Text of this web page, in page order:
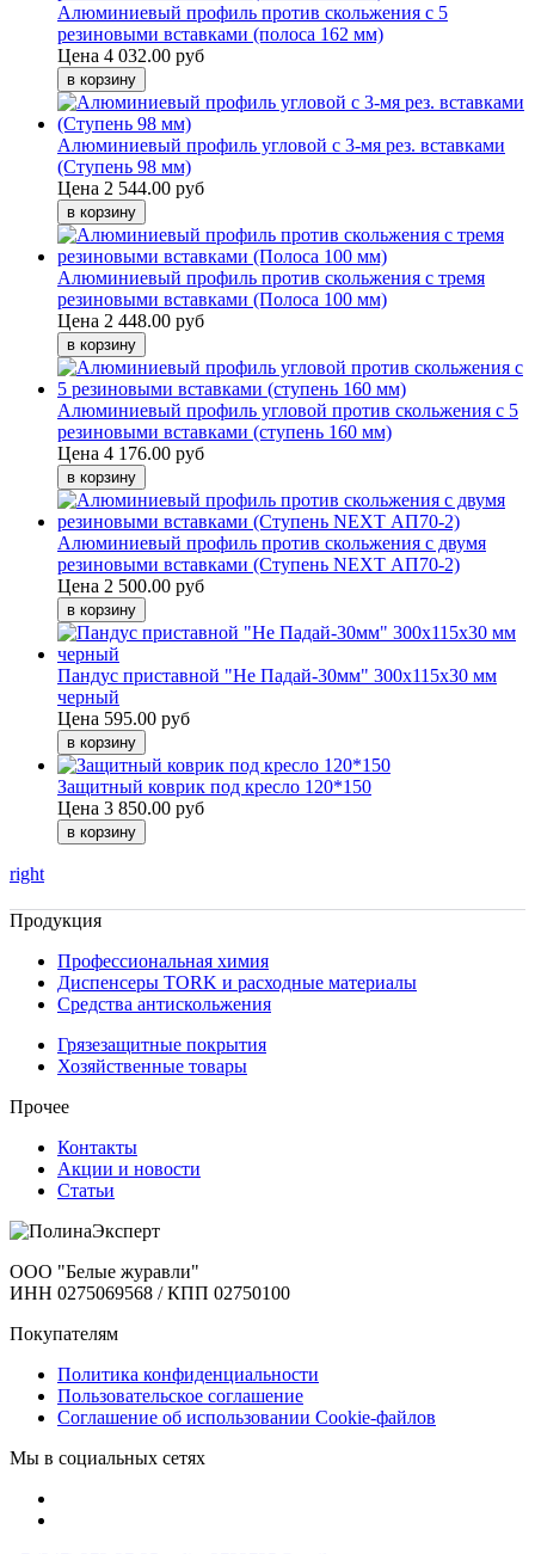
Алюминиевый профиль против скольжения с 5
резиновыми вставками (полоса 162 мм)
Цена 4 032.00 руб
Алюминиевый профиль угловой с 3-мя рез. вставками
(Ступень 98 мм)
Цена 2 544.00 руб
Алюминиевый профиль против скольжения с тремя
резиновыми вставками (Полоса 100 мм)
Цена 2 448.00 руб
Алюминиевый профиль угловой против скольжения с 5
резиновыми вставками (ступень 160 мм)
Цена 4 176.00 руб
Алюминиевый профиль против скольжения с двумя
резиновыми вставками (Ступень NEXT АП70-2)
Цена 2 500.00 руб
Пандус приставной "Не Падай-30мм" 300х115х30 мм
черный
Цена 595.00 руб
Защитный коврик под кресло 120*150
Цена 3 850.00 руб
right
Продукция
Профессиональная химия
Диспенсеры TORK и расходные материалы
Cредства антискольжения
Грязезащитные покрытия
Хозяйственные товары
Прочее
Контакты
Акции и новости
Статьи
ООО "Белые журавли"
ИНН 0275069568 / КПП 02750100
Покупателям
Политика конфиденциальности
Пользовательское соглашение
Соглашение об использовании Cookie-файлов
Мы в социальных сетях